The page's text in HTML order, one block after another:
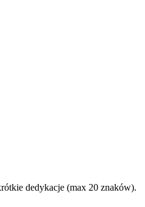
dedykacje (max 20 znaków).